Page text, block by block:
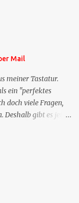
Mail
meiner Tastatur.
ein "perfektes
doch viele Fragen,
Deshalb gibt es jetzt
Startsequenz ist 16